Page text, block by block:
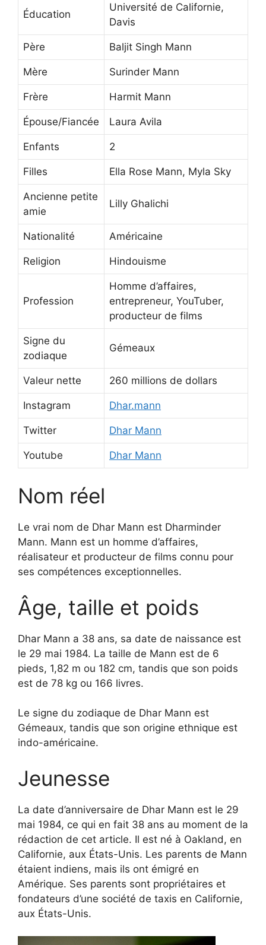
Éducation
Université de Californie,
Davis
Père Baljit Singh Mann
Mère Surinder Mann
Frère Harmit Mann
Épouse/Fiancée Laura Avila
Enfants 2
Filles Ella Rose Mann, Myla Sky
Ancienne petite
amie
Lilly Ghalichi
Nationalité Américaine
Religion Hindouisme
Profession
Homme d’affaires,
entrepreneur, YouTuber,
producteur de films
Signe du
zodiaque
Gémeaux
Valeur nette 260 millions de dollars
Instagram Dhar.mann
Twitter Dhar Mann
Youtube Dhar Mann
Nom réel
Le vrai nom de Dhar Mann est Dharminder
Mann. Mann est un homme d’affaires,
réalisateur et producteur de films connu pour
ses compétences exceptionnelles.
Âge, taille et poids
Dhar Mann a 38 ans, sa date de naissance est
le 29 mai 1984. La taille de Mann est de 6
pieds, 1,82 m ou 182 cm, tandis que son poids
est de 78 kg ou 166 livres.
Le signe du zodiaque de Dhar Mann est
Gémeaux, tandis que son origine ethnique est
indo-américaine.
Jeunesse
La date d’anniversaire de Dhar Mann est le 29
mai 1984, ce qui en fait 38 ans au moment de la
rédaction de cet article. Il est né à Oakland, en
Californie, aux États-Unis. Les parents de Mann
étaient indiens, mais ils ont émigré en
Amérique. Ses parents sont propriétaires et
fondateurs d’une société de taxis en Californie,
aux États-Unis.